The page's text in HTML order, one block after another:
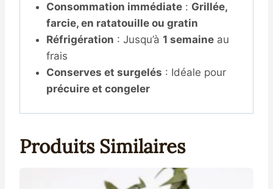
Consommation immédiate: Grillée,
farcie, en ratatouille ou gratin
Réfrigération : Jusqu’à 1 semaineau
frais
Conserves et surgelés : Idéale pour
précuire et congeler
Produits Similaires